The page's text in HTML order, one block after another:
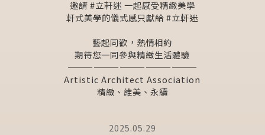
邀請 #立軒迷 一起感受精緻美學
軒式美學的儀式感只獻給 #立軒迷
藝起同歡，熱情相約
期待您一同參與精緻生活體驗
———————————————
Artistic Architect Association
精緻、維美、永續
2025.05.29